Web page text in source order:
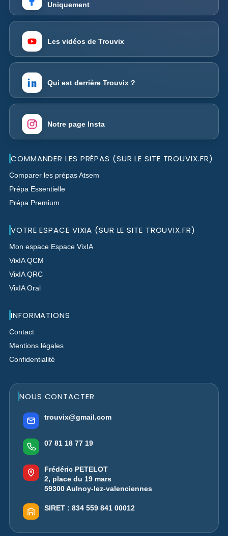
Uniquement
Les vidéos de Trouvix
Qui est derrière Trouvix ?
Notre page Insta
COMMANDER LES PRÉPAS (SUR LE SITE TROUVIX.FR)
Comparer les prépas Atsem
Prépa Essentielle
Prépa Premium
VOTRE ESPACE VIXIA (SUR LE SITE TROUVIX.FR)
Mon espace Espace VixIA
VixIA QCM
VixIA QRC
VixIA Oral
INFORMATIONS
Contact
Mentions légales
Confidentialité
NOUS CONTACTER
trouvix@gmail.com
07 81 18 77 19
Frédéric PETELOT
2, place du 19 mars
59300 Aulnoy-lez-valenciennes
SIRET : 834 559 841 00012